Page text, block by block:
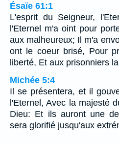
Ésaïe 61:1
L'esprit du Seigneur,
l'Eternel m'a oint pour
aux malheureux; Il m'a
ont le coeur brisé, Pour
liberté, Et aux prisonniers
Michée 5:4
Il se présentera, et il
l'Eternel, Avec la majesté
Dieu: Et ils auront une
sera glorifié jusqu'aux